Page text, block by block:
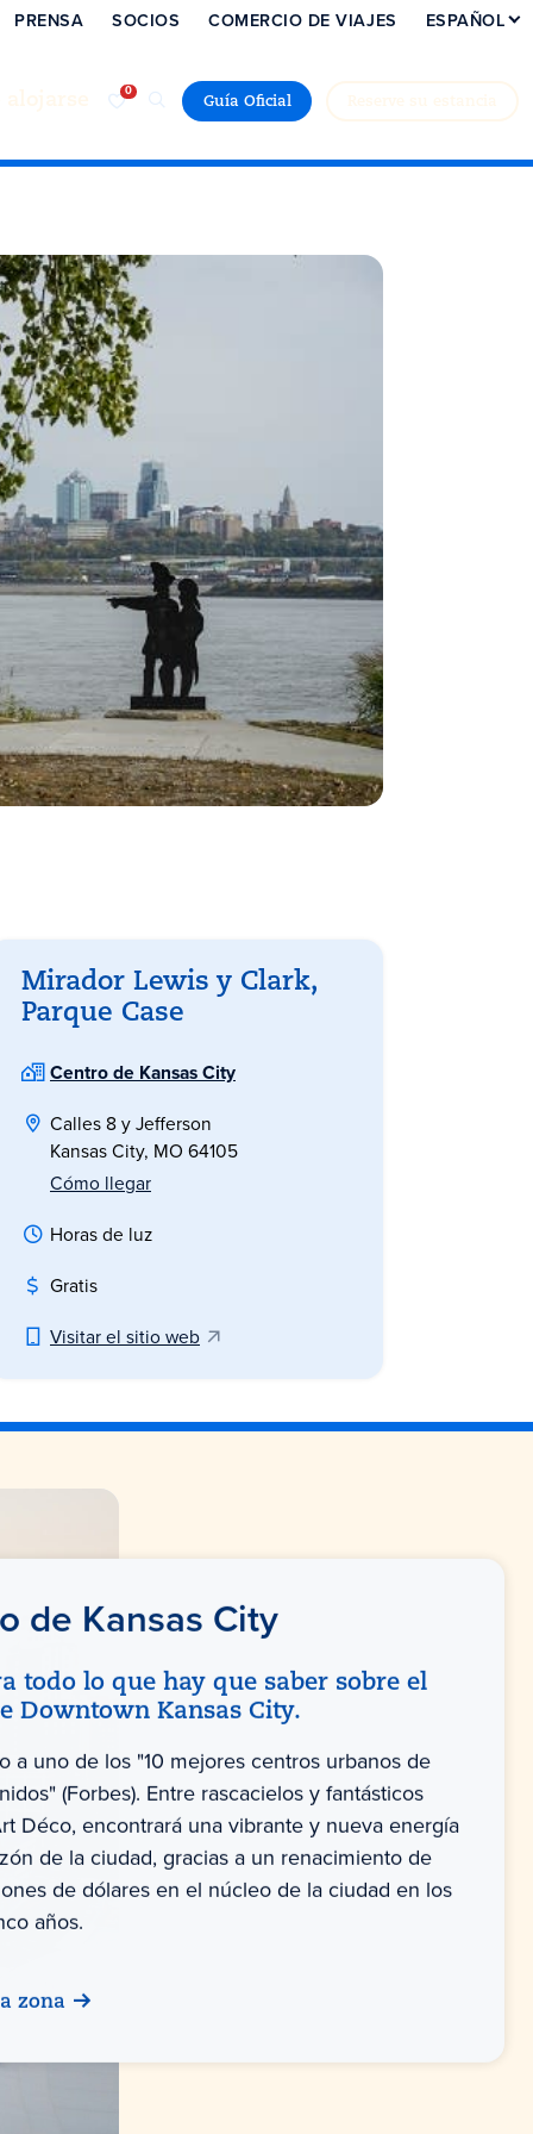
Guía Oficial
PRENSA SOCIOS COMERCIO DE VIAJES ESPAÑOL
Mirador Lewis y Clark,
Parque Case
Centro de Kansas City
Calles 8 y Jefferson
Kansas City, MO 64105
Cómo llegar
Horas de luz
Gratis
Visitar el sitio web
de Kansas City
todo lo que hay que saber sobre el
Downtown Kansas City.
a uno de los "10 mejores centros urbanos de
(Forbes). Entre rascacielos y fantásticos
Déco, encontrará una vibrante y nueva energía
de la ciudad, gracias a un renacimiento de
de dólares en el núcleo de la ciudad en los
años.
zona